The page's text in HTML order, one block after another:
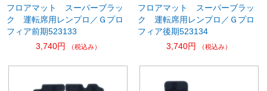
フロアマット スーパーブラッ
ク 運転席用レンプロ／Ｇプロ
フィア前期523133
3,740円
（税込み）
フロアマット スーパーブラッ
ク 運転席用レンプロ／Ｇプロ
フィア後期523134
3,740円
（税込み）